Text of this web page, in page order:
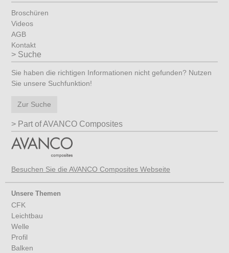
Broschüren
Videos
AGB
Kontakt
Suche
Sie haben die richtigen Informationen nicht gefunden? Nutzen
Sie unsere Suchfunktion!
Zur Suche
Part of AVANCO Composites
Besuchen Sie die AVANCO Composites Webseite
Unsere Themen
CFK
Leichtbau
Welle
Profil
Balken